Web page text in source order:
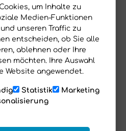
ca. 3 - 6 Werktage
zur Abholung verfügbar
um Inhalte zu
Medien-Funktionen
unseren Traffic zu
entscheiden, ob Sie alle
ablehnen oder Ihre
möchten. Ihre Auswahl
Website angewendet.
Statistik
Marketing